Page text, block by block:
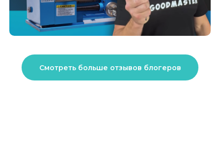
Смотреть больше отзывов блогеров